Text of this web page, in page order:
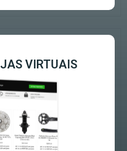
VIRTUAIS